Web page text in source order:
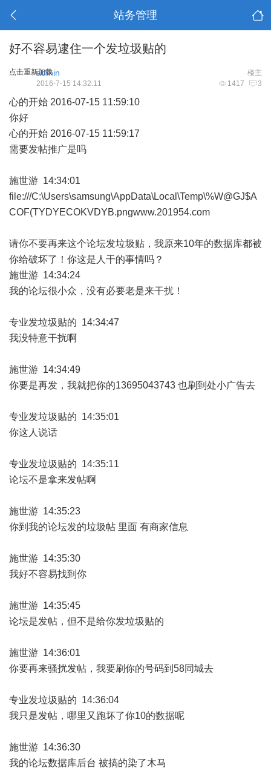
站务管理
好不容易逮住一个发垃圾贴的
点击重新加载 楼主
admin
1417 3
2016-7-15 14:32:11
心的开始 2016-07-15 11:59:10
你好
心的开始 2016-07-15 11:59:17
需要发帖推广是吗
施世游 14:34:01
file:///C:\Users\samsung\AppData\Local\Temp\%W@GJ$A
COF(TYDYECOKVDYB.pngwww.201954.com
请你不要再来这个论坛发垃圾贴，我原来10年的数据库都被
你给破坏了！你这是人干的事情吗？
施世游 14:34:24
我的论坛很小众，没有必要老是来干扰！
专业发垃圾贴的 14:34:47
我没特意干扰啊
施世游 14:34:49
你要是再发，我就把你的13695043743 也刷到处小广告去
专业发垃圾贴的 14:35:01
你这人说话
专业发垃圾贴的 14:35:11
论坛不是拿来发帖啊
施世游 14:35:23
你到我的论坛发的垃圾帖 里面 有商家信息
施世游 14:35:30
我好不容易找到你
施世游 14:35:45
论坛是发帖，但不是给你发垃圾贴的
施世游 14:36:01
你要再来骚扰发帖，我要刷你的号码到58同城去
专业发垃圾贴的 14:36:04
我只是发帖，哪里又跑坏了你10的数据呢
施世游 14:36:30
我的论坛数据库后台 被搞的染了木马